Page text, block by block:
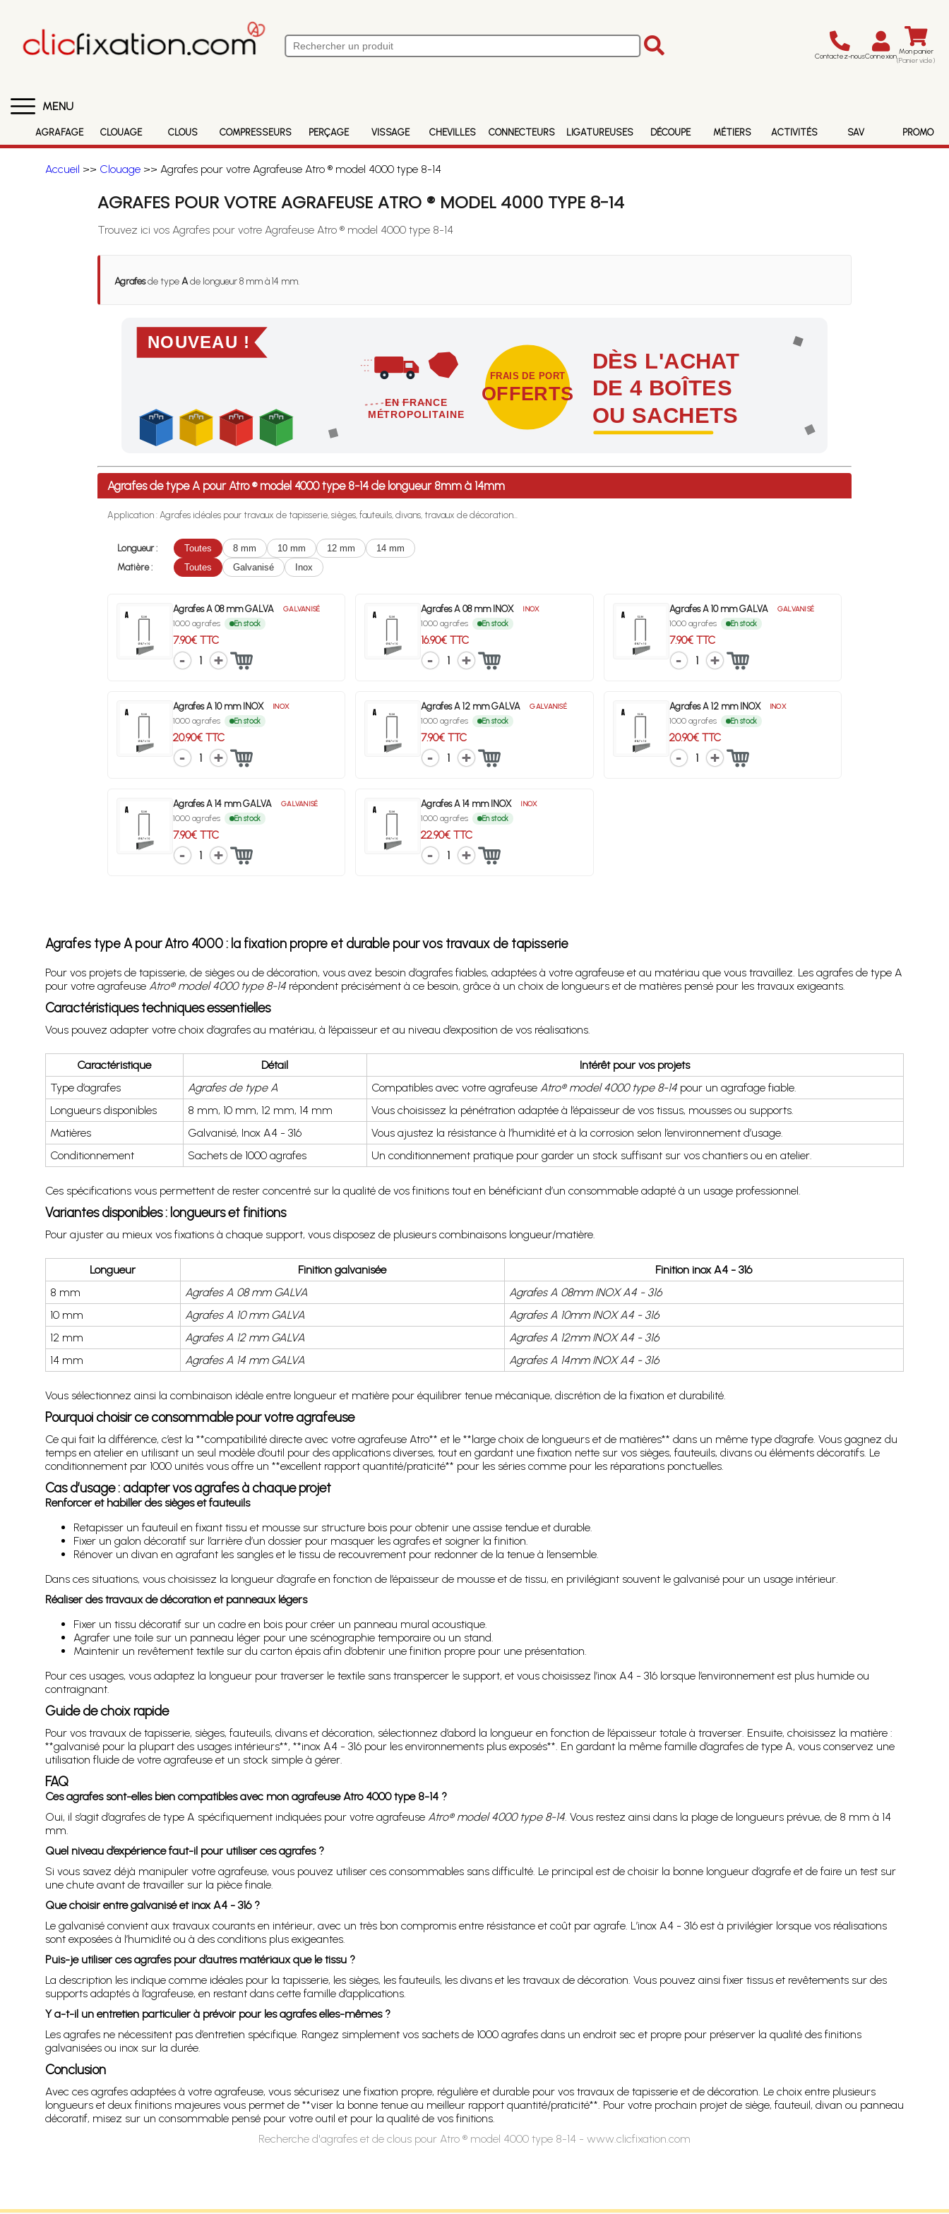
Contactez-nousConnexion Mon panier
(Panier vide)
MENU
AGRAFAGE CLOUAGE CLOUS COMPRESSEURS PERÇAGE VISSAGE CHEVILLES CONNECTEURS LIGATUREUSES DÉCOUPE MÉTIERS ACTIVITÉS SAV PROMO
Accueil >> Clouage>> Agrafes pour votre Agrafeuse Atro ® model 4000 type 8-14
AGRAFES POUR VOTRE AGRAFEUSE ATRO ® MODEL 4000 TYPE 8-14
Trouvez ici vos Agrafes pour votre Agrafeuse Atro ® model 4000 type 8-14
Agrafesde typeAde longueur 8 mm à 14 mm.
NOUVEAU !
EN FRANCE
MÉTROPOLITAINE
FRAIS DE PORT
OFFERTS
DÈS L'ACHAT
DE 4 BOÎTES
OU SACHETS
Profitez des Frais de port offerts en France métropolitaine dès l'achat de 4 sachets ou boîtes d'agrafes ou de pointes !
Agrafes de type A pour Atro ® model 4000 type 8-14 de longueur 8mm à 14mm
Application : Agrafes idéales pour travaux de tapisserie, sièges, fauteuils, divans, travaux de décoration...
Longueur : Toutes 8 mm 10 mm 12 mm
14 mm
Matière :
Toutes Galvanisé Inox
Agrafes A 08 mm GALVA GALVANISÉ
1000 agrafes En stock
7.90€ TTC
1
Agrafes A 08 mm INOX INOX
1000 agrafes En stock
16.90€ TTC
1
Agrafes A 10 mm GALVA GALVANISÉ
1000 agrafes En stock
7.90€ TTC
1
Agrafes A 10 mm INOX INOX
1000 agrafes En stock
20.90€ TTC
1
Agrafes A 12 mm GALVA GALVANISÉ
1000 agrafes En stock
7.90€ TTC
1
Agrafes A 12 mm INOX INOX
1000 agrafes En stock
20.90€ TTC
1
Agrafes A 14 mm GALVA GALVANISÉ
1000 agrafes En stock
7.90€ TTC
1
Agrafes A 14 mm INOX INOX
1000 agrafes En stock
22.90€ TTC
1
Agrafes type A pour Atro 4000 : la fixation propre et durable pour vos travaux de tapisserie
Pour vos projets de tapisserie, de sièges ou de décoration, vous avez besoin d’agrafes fiables, adaptées à votre agrafeuse et au matériau que vous travaillez. Les agrafes de type A
pour votre agrafeuse Atro® model 4000 type 8-14répondent précisément à ce besoin, grâce à un choix de longueurs et de matières pensé pour les travaux exigeants.
Caractéristiques techniques essentielles
Vous pouvez adapter votre choix d’agrafes au matériau, à l’épaisseur et au niveau d’exposition de vos réalisations.
Caractéristique Détail
Intérêt pour vos projets
Type d’agrafes
Agrafes de type A Compatibles avec votre agrafeuse Atro® model 4000 type 8-14pour un agrafage fiable.
Longueurs disponibles
8 mm, 10 mm, 12 mm, 14 mm
Vous choisissez la pénétration adaptée à l’épaisseur de vos tissus, mousses ou supports.
Matières
Galvanisé, Inox A4 - 316
Vous ajustez la résistance à l’humidité et à la corrosion selon l’environnement d’usage.
Conditionnement
Sachets de 1000 agrafes Un conditionnement pratique pour garder un stock suffisant sur vos chantiers ou en atelier.
Ces spécifications vous permettent de rester concentré sur la qualité de vos finitions tout en bénéficiant d’un consommable adapté à un usage professionnel.
Variantes disponibles : longueurs et finitions
Pour ajuster au mieux vos fixations à chaque support, vous disposez de plusieurs combinaisons longueur/matière.
Longueur Finition galvanisée
Finition inox A4 - 316
8 mm
Agrafes A 08 mm GALVA
Agrafes A 08mm INOX A4 - 316
10 mm
Agrafes A 10 mm GALVA
Agrafes A 10mm INOX A4 - 316
12 mm
Agrafes A 12 mm GALVA
Agrafes A 12mm INOX A4 - 316
14 mm
Agrafes A 14 mm GALVA Agrafes A 14mm INOX A4 - 316
Vous sélectionnez ainsi la combinaison idéale entre longueur et matière pour équilibrer tenue mécanique, discrétion de la fixation et durabilité.
Pourquoi choisir ce consommable pour votre agrafeuse
Ce qui fait la différence, c’est la **compatibilité directe avec votre agrafeuse Atro** et le **large choix de longueurs et de matières** dans un même type d’agrafe. Vous gagnez du
temps en atelier en utilisant un seul modèle d’outil pour des applications diverses, tout en gardant une fixation nette sur vos sièges, fauteuils, divans ou éléments décoratifs. Le
conditionnement par 1000 unités vous offre un **excellent rapport quantité/praticité** pour les séries comme pour les réparations ponctuelles.
Cas d’usage : adapter vos agrafes à chaque projet
Renforcer et habiller des sièges et fauteuils
Retapisser un fauteuil en fixant tissu et mousse sur structure bois pour obtenir une assise tendue et durable.
Fixer un galon décoratif sur l’arrière d’un dossier pour masquer les agrafes et soigner la finition.
Rénover un divan en agrafant les sangles et le tissu de recouvrement pour redonner de la tenue à l’ensemble.
Dans ces situations, vous choisissez la longueur d’agrafe en fonction de l’épaisseur de mousse et de tissu, en privilégiant souvent le galvanisé pour un usage intérieur.
Réaliser des travaux de décoration et panneaux légers
Fixer un tissu décoratif sur un cadre en bois pour créer un panneau mural acoustique.
Agrafer une toile sur un panneau léger pour une scénographie temporaire ou un stand.
Maintenir un revêtement textile sur du carton épais afin d’obtenir une finition propre pour une présentation.
Pour ces usages, vous adaptez la longueur pour traverser le textile sans transpercer le support, et vous choisissez l’inox A4 - 316 lorsque l’environnement est plus humide ou
contraignant.
Guide de choix rapide
Pour vos travaux de tapisserie, sièges, fauteuils, divans et décoration, sélectionnez d’abord la longueur en fonction de l’épaisseur totale à traverser. Ensuite, choisissez la matière :
**galvanisé pour la plupart des usages intérieurs**, **inox A4 - 316 pour les environnements plus exposés**. En gardant la même famille d’agrafes de type A, vous conservez une
utilisation fluide de votre agrafeuse et un stock simple à gérer.
FAQ
Ces agrafes sont-elles bien compatibles avec mon agrafeuse Atro 4000 type 8-14 ?
Oui, il s’agit d’agrafes de type A spécifiquement indiquées pour votre agrafeuse Atro® model 4000 type 8-14. Vous restez ainsi dans la plage de longueurs prévue, de 8 mm à 14
mm.
Quel niveau d’expérience faut-il pour utiliser ces agrafes ?
Si vous savez déjà manipuler votre agrafeuse, vous pouvez utiliser ces consommables sans difficulté. Le principal est de choisir la bonne longueur d’agrafe et de faire un test sur
une chute avant de travailler sur la pièce finale.
Que choisir entre galvanisé et inox A4 - 316 ?
Le galvanisé convient aux travaux courants en intérieur, avec un très bon compromis entre résistance et coût par agrafe. L’inox A4 - 316 est à privilégier lorsque vos réalisations
sont exposées à l’humidité ou à des conditions plus exigeantes.
Puis-je utiliser ces agrafes pour d’autres matériaux que le tissu ?
La description les indique comme idéales pour la tapisserie, les sièges, les fauteuils, les divans et les travaux de décoration. Vous pouvez ainsi fixer tissus et revêtements sur des
supports adaptés à l’agrafeuse, en restant dans cette famille d’applications.
Y a-t-il un entretien particulier à prévoir pour les agrafes elles-mêmes ?
Les agrafes ne nécessitent pas d’entretien spécifique. Rangez simplement vos sachets de 1000 agrafes dans un endroit sec et propre pour préserver la qualité des finitions
galvanisées ou inox sur la durée.
Conclusion
Avec ces agrafes adaptées à votre agrafeuse, vous sécurisez une fixation propre, régulière et durable pour vos travaux de tapisserie et de décoration. Le choix entre plusieurs
longueurs et deux finitions majeures vous permet de **viser la bonne tenue au meilleur rapport quantité/praticité**. Pour votre prochain projet de siège, fauteuil, divan ou panneau
décoratif, misez sur un consommable pensé pour votre outil et pour la qualité de vos finitions.
Recherche d'agrafes et de clous pour Atro ® model 4000 type 8-14 - www.clicfixation.com